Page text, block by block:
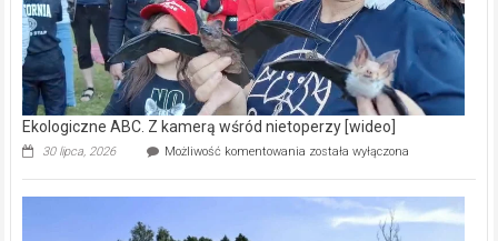
Ekologiczne ABC. Z kamerą wśród nietoperzy [wideo]
30 lipca, 2026 Możliwość komentowania Ekologiczne
kamerą
wśród
została wyłączona